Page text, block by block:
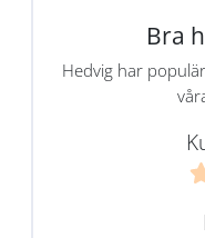
Bra
Hedvig har